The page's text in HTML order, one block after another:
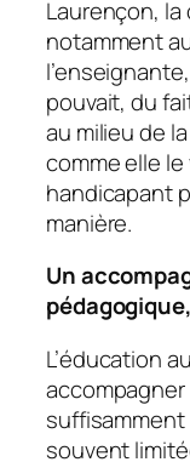
Laurençon,
notamment
pouvait, du
au milieu de
comme elle
handicapant
manière.
Un
L’éducation
accompagner
suffisamment
souvent